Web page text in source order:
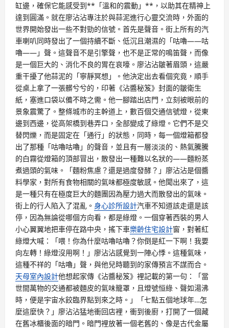
缸邊，確保它能感受到**「溫和的震動」**，以助其在精神上
達到圓滿。就在廖沾沾專注於與蒜泥進行心靈交流時，外面的
世界開始發出一些不對勁的信號。首先是聲音。街上所有的汽
車喇叭同時發出了一個持續不斷、低沉且潮濕的「咕嚕——咕
嚕——」聲。這聲音不是引擎聲，也不是正常的鳴笛聲，而像
是一個巨大的、消化不良的胃在哀嚎。廖沾沾皺著眉頭，這嚴
重干擾了他蒜泥的「寧靜冥想」。他決定出去看個究竟，順手
從桌上拿了一張髒兮兮的，印著《沾醬秘笈》封面的皺衛生
紙，塞進口袋以備不時之需。他一腳踏出店門，立刻被眼前的
景象震驚了。整條城市的主幹道上，數百個交通信號燈，從東
邊到西邊，從高架橋到巷弄口，全部變成了綠燈。它們不是交
替閃爍，而是固定在「通行」的狀態，同時，每一個燈箱都發
出了那種「咕嚕咕嚕」的聲音，並且有一層淡淡的、熱氣騰騰
的白霧從燈箱的頂部冒出，散發出一種難以名狀的——麵粉蒸
煮過頭的氣味。「麵粉焦慮？還是過度發酵？」廖沾沾是個醬
料學家，對所有食物相關的氣味都極度敏感。他聞出來了，這
是一種只有在極度巨大的麵團因為壓力過大而散發出的氣味。
街上的行人陷入了混亂。 身心診所設計汽車不知道該走還是該
停，因為無論從哪個方向看，都是綠燈。一個穿著西裝的男人
小心翼翼地把車停在路中央，搖下車樂齡住宅設計窗，對著紅
綠燈大喊：「喂！你為什麼咕嚕咕嚕？你倒是紅一下啊！我要
向左轉！綠燈沒用啊！」廖沾沾感覺到一陣心悸。這種氣味，
這種不祥的「咕嚕」聲，與他兒時聽到的家傳預言不謀而合。
天母室內設計他想起家傳《沾醬秘笈》裡記載的第一句：「當
世間萬物的交通都被麵皮的氣味籠罩，且燈號恒綠、聲如湯沸
時，便是宇宙水餃臨界點到來之時。」「七點五個地球年…怎
麼這麼快？」廖沾沾猛地衝回店裡，衝到後廚，打開了一個藏
在舊冰櫃後面的暗門。暗門裡放著一個老舊的、像是古代金屬